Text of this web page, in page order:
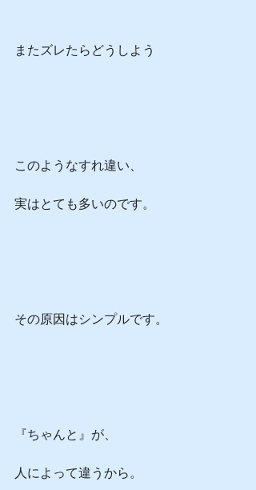
またズレたらどうしよう
このようなすれ違い、
実はとても多いのです。
その原因はシンプルです。
『ちゃんと』が、
人によって違うから。